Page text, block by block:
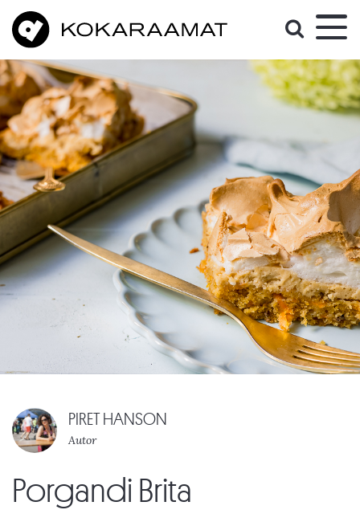
PIRET HANSON
Autor
Porgandi Brita